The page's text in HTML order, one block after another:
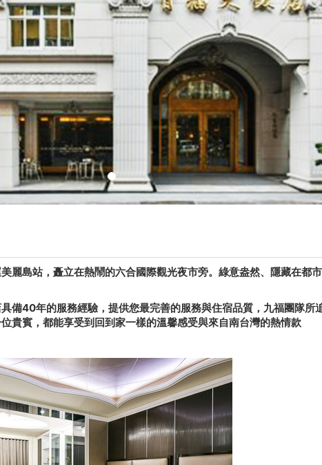
麗島站，矗立在熱鬧的六合國際觀光夜市旁。綠意盎然、隱藏在都
備40年的服務經驗，提供您最完善的服務與住宿品質，九福團隊所
貴賓，都能享受到回到家一樣的溫馨感受與來自南台灣的熱情款